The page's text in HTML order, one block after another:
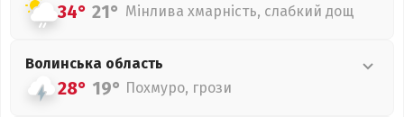
34° 21° Мінлива хмарність, слабкий дощ
Волинська область
28° 19° Похмуро, грози